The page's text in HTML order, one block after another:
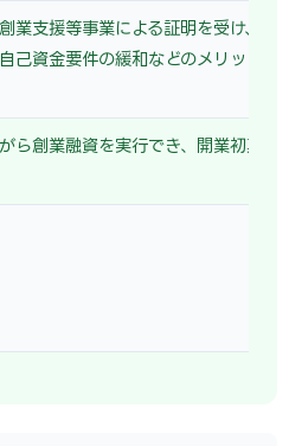
業支援等事業による証明を受け、保
己資金要件の緩和などのメリットを
ら創業融資を実行でき、開業初期の